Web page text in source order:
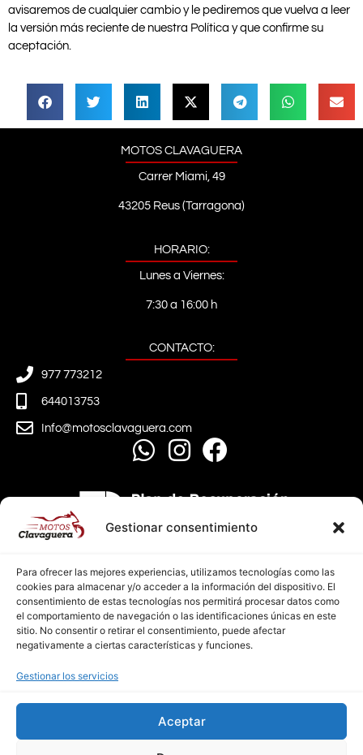
Gestionar consentimiento
Para ofrecer las mejores experiencias, utilizamos tecnologías como las
cookies para almacenar y/o acceder a la información del dispositivo. El
consentimiento de estas tecnologías nos permitirá procesar datos como
el comportamiento de navegación o las identificaciones únicas en este
sitio. No consentir o retirar el consentimiento, puede afectar
negativamente a ciertas características y funciones.
Gestionar los servicios
Aceptar
avisaremos de cualquier cambio y le pediremos que vuelva a leer
la versión más reciente de nuestra Política y que confirme su
aceptación.
MOTOS CLAVAGUERA
Carrer Miami, 49
43205 Reus (Tarragona)
HORARIO:
Lunes a Viernes:
7:30 a 16:00 h
CONTACTO:
977 773212
644013753
Info@motosclavaguera.com
AVISO LEGAL
POLÍTICA DE PRIVACIDAD